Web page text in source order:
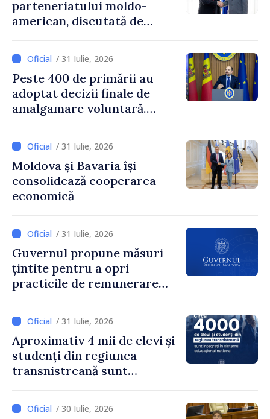
parteneriatului moldo-
american, discutată de
și însărcinatul cu afaceri al
SUA, Nick Pietrowicz
/ 31 Iulie, 2026
Peste 400 de primării au
adoptat decizii finale de
amalgamare voluntară.
Guvernului, Alexei Buzu:
„85,5% dintre primării au
inițiat procesul. Le
mulțumim aleșilor locali
pentru că au pus pe primul
dezvoltar
/ 31 Iulie, 2026
Moldova și Bavaria își
consolidează cooperarea
economică
/ 31 Iulie, 2026
Guvernul propune măsuri
țintite pentru a opri
practicile de remunerare
/ 31 Iulie, 2026
Aproximativ 4 mii de elevi și
studenți din regiunea
transnistreană sunt
educațional național
/ 30 Iulie, 2026